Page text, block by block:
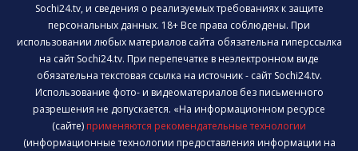
Sochi24.tv, и сведения о реализуемых требованиях к защите
персональных данных. 18+ Все права соблюдены. При
использовании любых материалов сайта обязательна гиперссылка
на сайт Sochi24.tv. При перепечатке в неэлектронном виде
обязательна текстовая ссылка на источник - сайт Sochi24.tv.
Использование фото- и видеоматериалов без письменного
разрешения не допускается. «На информационном ресурсе
(сайте) применяются рекомендательные технологии
(информационные технологии предоставления информации на